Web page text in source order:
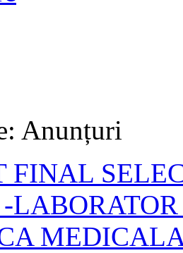
Anunțuri
FINAL